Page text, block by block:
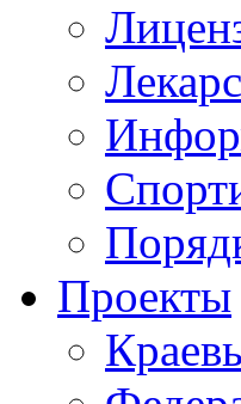
Проекты